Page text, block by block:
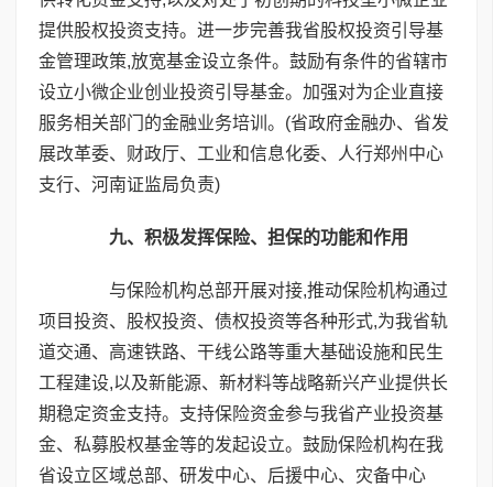
提供股权投资支持。进一步完善我省股权投资引导基
金管理政策,放宽基金设立条件。鼓励有条件的省辖市
设立小微企业创业投资引导基金。加强对为企业直接
服务相关部门的金融业务培训。(省政府金融办、省发
展改革委、财政厅、工业和信息化委、人行郑州中心
支行、河南证监局负责)
九、积极发挥保险、担保的功能和作用
与保险机构总部开展对接,推动保险机构通过
项目投资、股权投资、债权投资等各种形式,为我省轨
道交通、高速铁路、干线公路等重大基础设施和民生
工程建设,以及新能源、新材料等战略新兴产业提供长
期稳定资金支持。支持保险资金参与我省产业投资基
金、私募股权基金等的发起设立。鼓励保险机构在我
省设立区域总部、研发中心、后援中心、灾备中心